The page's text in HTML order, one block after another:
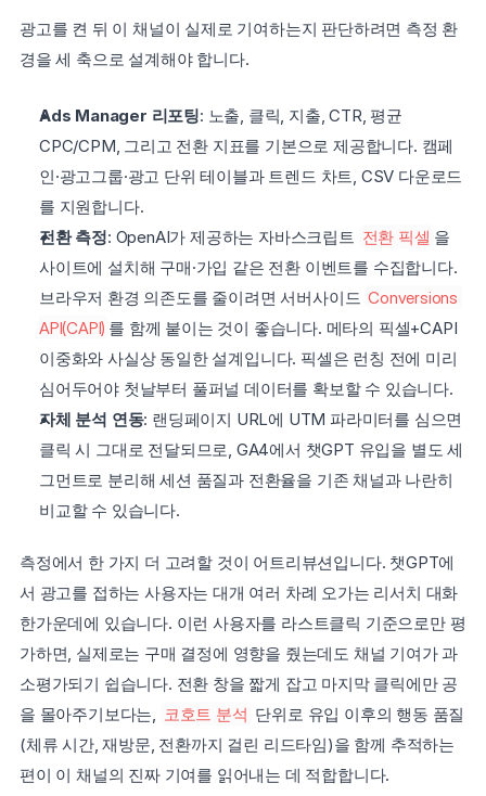
광고를 켠 뒤 이 채널이 실제로 기여하는지 판단하려면 측정 환
경을 세 축으로 설계해야 합니다.
Ads Manager 리포팅: 노출, 클릭, 지출, CTR, 평균
CPC/CPM, 그리고 전환 지표를 기본으로 제공합니다. 캠페
인·광고그룹·광고 단위 테이블과 트렌드 차트, CSV 다운로드
를 지원합니다.
전환 측정: OpenAI가 제공하는 자바스크립트 전환 픽셀 을
사이트에 설치해 구매·가입 같은 전환 이벤트를 수집합니다.
브라우저 환경 의존도를 줄이려면 서버사이드 Conversions
API(CAPI) 를 함께 붙이는 것이 좋습니다. 메타의 픽셀+CAPI
이중화와 사실상 동일한 설계입니다. 픽셀은 런칭 전에 미리
심어두어야 첫날부터 풀퍼널 데이터를 확보할 수 있습니다.
자체 분석 연동: 랜딩페이지 URL에 UTM 파라미터를 심으면
클릭 시 그대로 전달되므로, GA4에서 챗GPT 유입을 별도 세
그먼트로 분리해 세션 품질과 전환율을 기존 채널과 나란히
비교할 수 있습니다.
측정에서 한 가지 더 고려할 것이 어트리뷰션입니다. 챗GPT에
서 광고를 접하는 사용자는 대개 여러 차례 오가는 리서치 대화
한가운데에 있습니다. 이런 사용자를 라스트클릭 기준으로만 평
가하면, 실제로는 구매 결정에 영향을 줬는데도 채널 기여가 과
소평가되기 쉽습니다. 전환 창을 짧게 잡고 마지막 클릭에만 공
을 몰아주기보다는, 코호트 분석 단위로 유입 이후의 행동 품질
(체류 시간, 재방문, 전환까지 걸린 리드타임)을 함께 추적하는
편이 이 채널의 진짜 기여를 읽어내는 데 적합합니다.